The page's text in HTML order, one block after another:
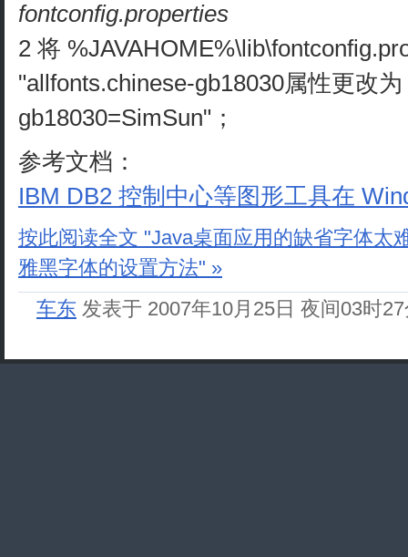
fontconfig.properties
2 将
"allfonts.chinese-gb18030属性更改
gb18030=SimSun"；
参考文档：
IBM DB2 控制中心等图形工具在
按此阅读全文 "Java桌面应用的缺省字体太
雅黑字体的设置方法" »
车东 发表于 2007年10月25日 夜间03时